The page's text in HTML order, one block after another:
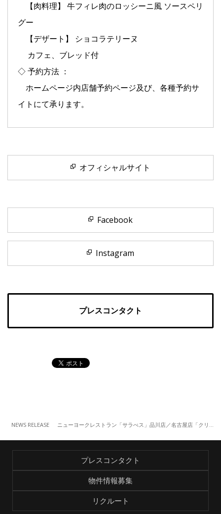
【肉料理】 牛フィレ肉のロッシーニ風 ソースペリ
グー
【デザート】 ショコラテリーヌ
カフェ、ブレッド付
◇ 予約方法 ：
ホームページ内店舗予約ページ及び、各種予約サ
イトにて承ります。
オフィシャルサイト
Facebook
Instagram
プレスコンタクト
NEWS RELEASE ニューヨークレストラン「サラべス」品川店／名古屋店「クリスマス ディナーコース」
プレスコンタクト
物件情報募集
リクルート